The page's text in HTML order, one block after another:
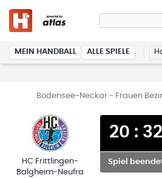
MEIN HANDBALL ALLE SPIELE
Bodensee-Neckar - Frauen
HC Frittlingen-
Balgheim-Neufra
20 : 32
Spiel